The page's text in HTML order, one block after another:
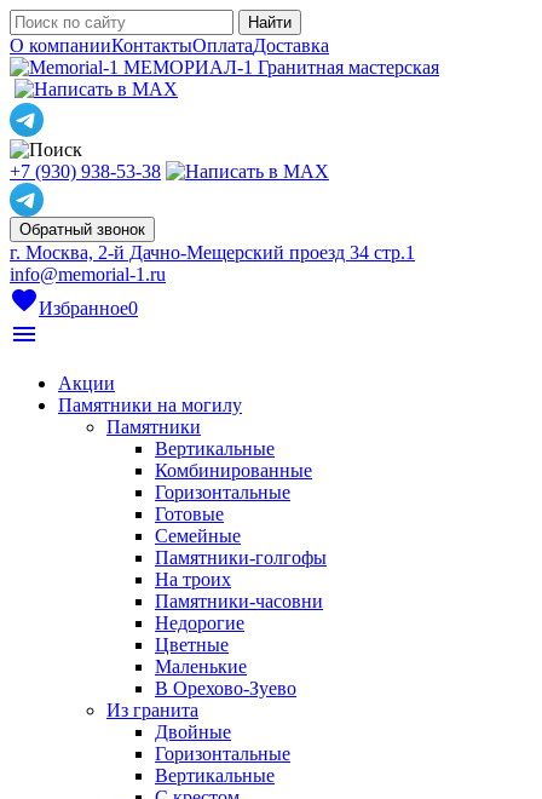
О компанииКонтактыОплатаДоставка
МЕМОРИАЛ-1 Гранитная мастерская
+7 (930) 938-53-38
Обратный звонок
г. Москва, 2-й Дачно-Мещерский проезд 34 стр.1
info@memorial-1.ru
favoriteИзбранное0
menu
Акции
Памятники на могилу
Памятники
Вертикальные
Комбинированные
Горизонтальные
Готовые
Семейные
Памятники-голгофы
На троих
Памятники-часовни
Недорогие
Цветные
Маленькие
В Орехово-Зуево
Из гранита
Двойные
Горизонтальные
Вертикальные